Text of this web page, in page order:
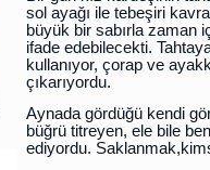
sol ayağı ile tebeşiri
büyük bir sabırla zaman
ifade edebilecekti.
kullanıyor, çorap ve
çıkarıyordu.
Aynada gördüğü kendi
büğrü titreyen, ele bile
ediyordu.